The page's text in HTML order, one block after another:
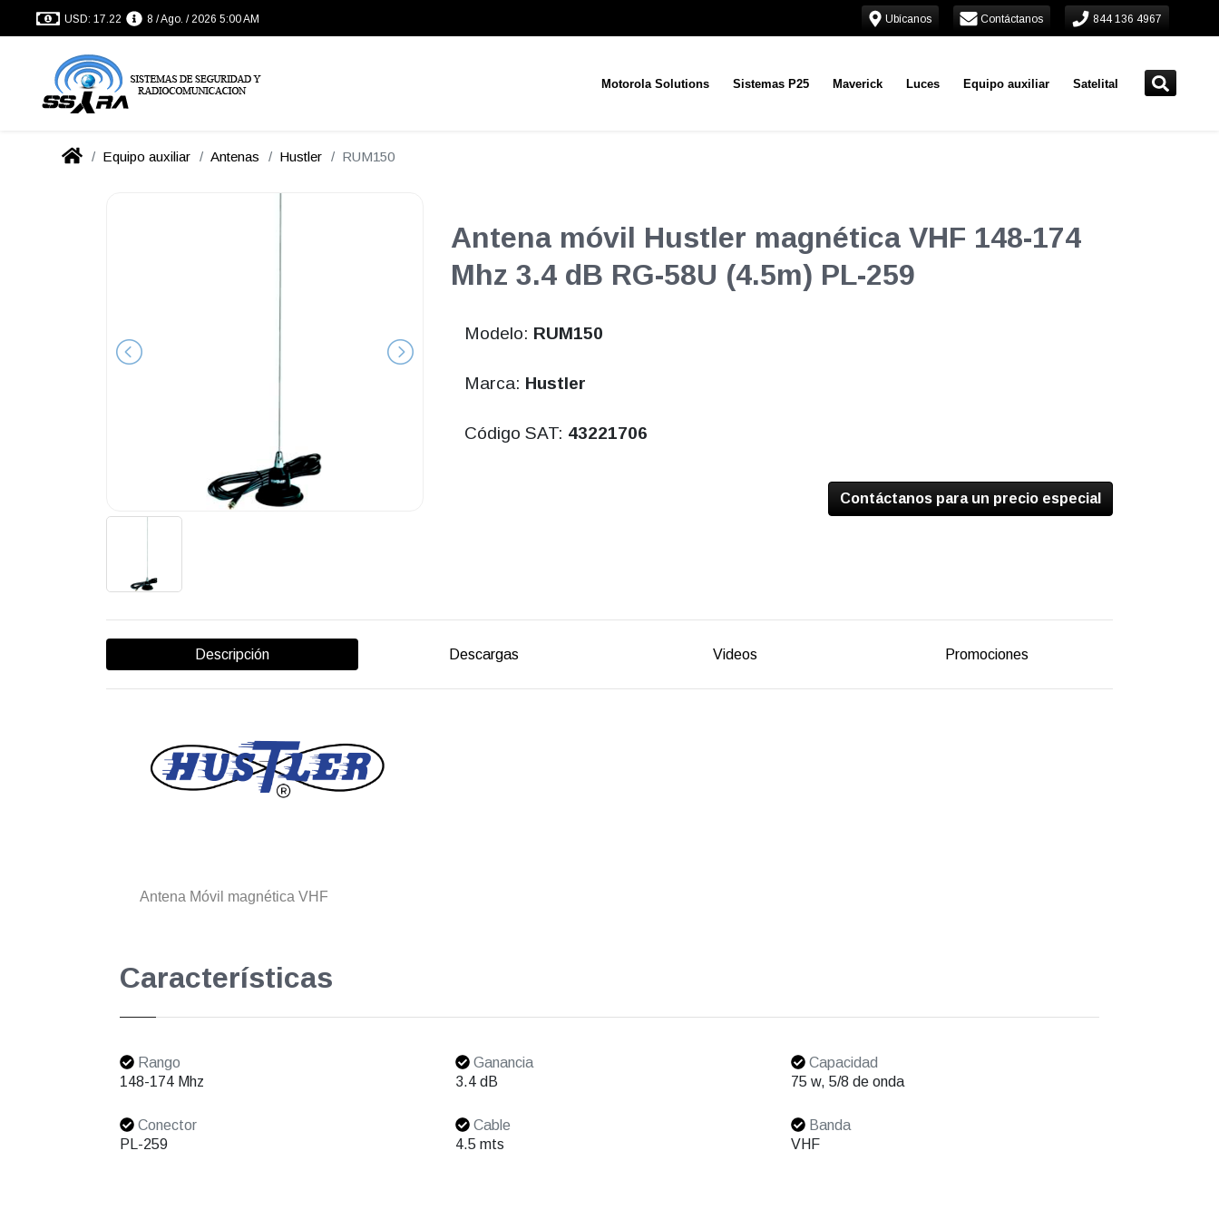
USD: 17.22 8 / Ago. / 2026 5:00 AM Ubícanos Contáctanos 844 136 4967
Motorola Solutions Sistemas P25 Maverick Luces Equipo auxiliar Satelital
Equipo auxiliar Antenas Hustler RUM150
Antena móvil Hustler magnética VHF 148-174
Mhz 3.4 dB RG-58U (4.5m) PL-259
Modelo: RUM150
Marca: Hustler
Código SAT: 43221706
Contáctanos para un precio especial
Descripción Descargas Videos Promociones
Antena Móvil magnética VHF
Características
Rango
148-174 Mhz
Ganancia
3.4 dB
Capacidad
75 w, 5/8 de onda
Conector
PL-259
Cable
4.5 mts
Banda
VHF